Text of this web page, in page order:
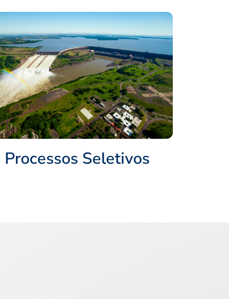
Processos Seletivos